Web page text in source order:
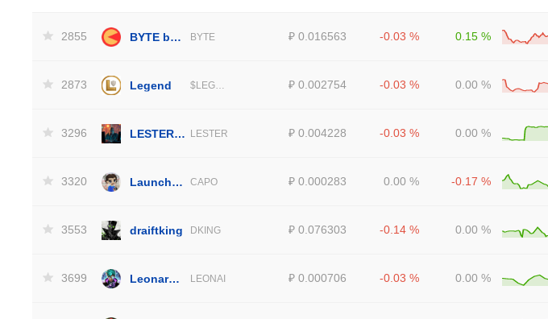
2855 BYTE ₽ 0.016563 -0.03 % 0.15 %
2873 Legend ₽ 0.002754 -0.03 % 0.00 %
3296 LESTER ₽ 0.004228 -0.03 % 0.00 %
3320 CAPO ₽ 0.000283 0.00 % -0.17 %
3553 draiftking DKING ₽ 0.076303 -0.14 % 0.00 %
3699 Leonardo AI LEONAI ₽ 0.000706 -0.03 % 0.00 %